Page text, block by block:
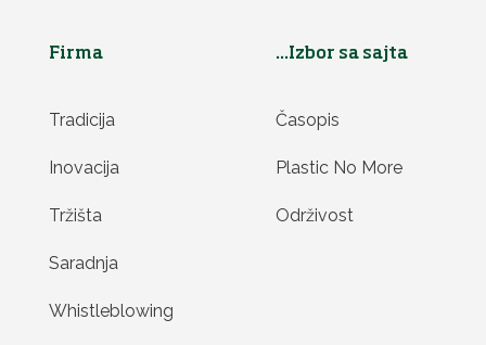
Firma
Tradicija
Inovacija
Tržišta
Saradnja
Whistleblowing
...Izbor sa sajta
Časopis
Plastic No More
Održivost